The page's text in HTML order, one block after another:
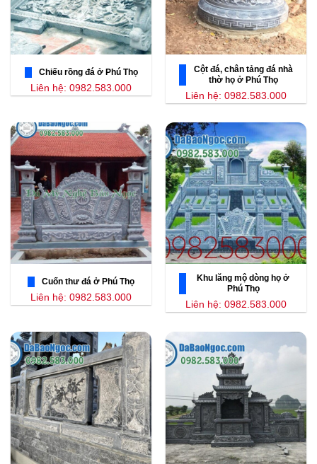
Chiếu rồng đá ở Phú Thọ
Liên hệ: 0982.583.000
Cột đá, chân tảng đá nhà
thờ họ ở Phú Thọ
Liên hệ: 0982.583.000
Cuốn thư đá ở Phú Thọ
Liên hệ: 0982.583.000
Khu lăng mộ dòng họ ở
Phú Thọ
Liên hệ: 0982.583.000